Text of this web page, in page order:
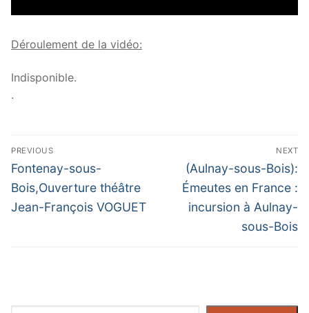
Déroulement de la vidéo:
Indisponible.
.
Navigation
de
l’article
PREVIOUS
Previous
post:
Fontenay-sous-
Bois,Ouverture théâtre
Jean-François VOGUET
NEXT
Next
post:
(Aulnay-sous-Bois):
Émeutes en France :
incursion à Aulnay-
sous-Bois